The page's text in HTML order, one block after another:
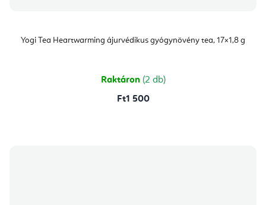
Yogi Tea Heartwarming ájurvédikus gyógynövény tea, 17×1,8 g
Raktáron (2 db)
Ft1 500